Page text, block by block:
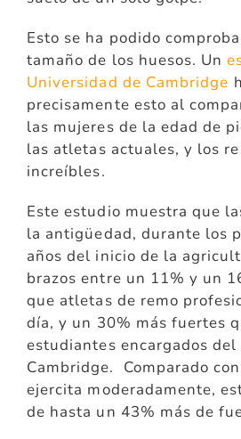
Esto se ha podido
tamaño de los huesos. Un
Universidad de Cambridge
precisamente esto al
las mujeres de la edad de
las atletas actuales, y los
increíbles.
Este estudio muestra que
la antigüedad, durante los
años del inicio de la
brazos entre un 11% y un
que atletas de remo
día, y un 30% más fuertes
estudiantes encargados
Cambridge. Comparado
ejercita moderadamente,
de hasta un 43% más de